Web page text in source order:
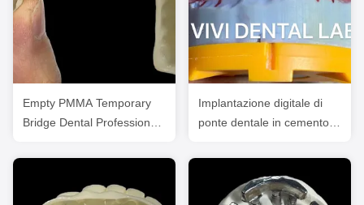
Empty PMMA Temporary
Bridge Dental Professional
Implantazione digitale di
ponte dentale in cemento